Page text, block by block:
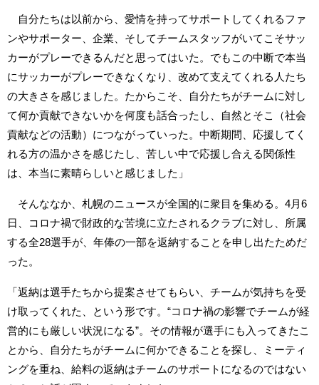
自分たちは以前から、愛情を持ってサポートしてくれるファ
ンやサポーター、企業、そしてチームスタッフがいてこそサッ
カーがプレーできるんだと思ってはいた。でもこの中断で本当
にサッカーがプレーできなくなり、改めて支えてくれる人たち
の大きさを感じました。たからこそ、自分たちがチームに対し
て何か貢献できないかを何度も話合ったし、自然とそこ（社会
貢献などの活動）につながっていった。中断期間、応援してく
れる方の温かさを感じたし、苦しい中で応援し合える関係性
は、本当に素晴らしいと感じました」
そんななか、札幌のニュースが全国的に衆目を集める。4月6
日、コロナ禍で財政的な苦境に立たされるクラブに対し、所属
する全28選手が、年俸の一部を返納することを申し出たためだ
った。
「返納は選手たちから提案させてもらい、チームが気持ちを受
け取ってくれた、という形です。“コロナ禍の影響でチームが経
営的にも厳しい状況になる”。その情報が選手にも入ってきたこ
とから、自分たちがチームに何かできることを探し、ミーティ
ングを重ね、給料の返納はチームのサポートになるのではない